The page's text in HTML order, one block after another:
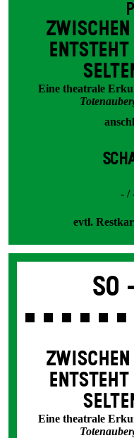
Eine theatrale
- /
evtl.
So
Eine theatrale